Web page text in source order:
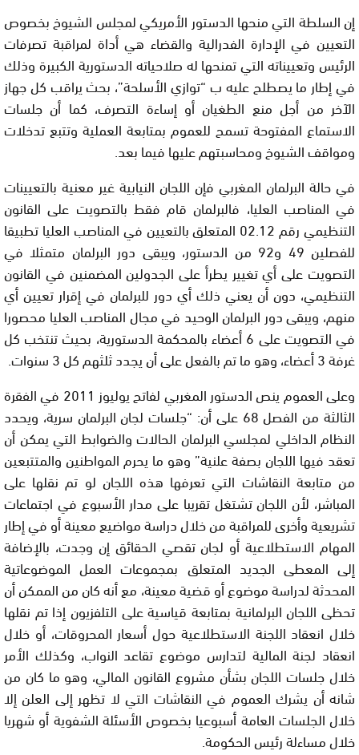
إن السلطة التي منحها الدستور الأمريكي لمجلس الشيوخ بخصوص
التعيين في الإدارة الفدرالية والقضاء هي أداة لمراقبة تصرفات
الرئيس وتعييناته التي تمنحها له صلاحياته الدستورية الكبيرة وذلك
في إطار ما يصطلح عليه ب “توازي الأسلحة”، بحث يراقب كل جهاز
الآخر من أجل منع الطغيان أو إساءة التصرف، كما أن جلسات
الاستماع المفتوحة تسمح للعموم بمتابعة العملية وتتبع تدخلات
ومواقف الشيوخ ومحاسبتهم عليها فيما بعد.
في حالة البرلمان المغربي فإن اللجان النيابية غير معنية بالتعيينات
في المناصب العليا، فالبرلمان قام فقط بالتصويت على القانون
التنظيمي رقم 02.12 المتعلق بالتعيين في المناصب العليا تطبيقا
للفصلين 49 و92 من الدستور، ويبقى دور البرلمان متمثلا في
التصويت على أي تغيير يطرأ على الجدولين المضمنين في القانون
التنظيمي، دون أن يعني ذلك أي دور للبرلمان في إقرار تعيين أي
منهم، ويبقى دور البرلمان الوحيد في مجال المناصب العليا محصورا
في التصويت على 6 أعضاء بالمحكمة الدستورية، بحيث تنتخب كل
غرفة 3 أعضاء، وهو ما تم بالفعل على أن يجدد ثلثهم كل 3 سنوات.
وعلى العموم ينص الدستور المغربي لفاتح يوليوز 2011 في الفقرة
الثالثة من الفصل 68 على أن: “جلسات لجان البرلمان سرية، ويحدد
النظام الداخلي لمجلسي البرلمان الحالات والضوابط التي يمكن أن
تعقد فيها اللجان بصفة علنية” وهو ما يحرم المواطنين والمتتبعين
من متابعة النقاشات التي تعرفها هذه اللجان لو تم نقلها على
المباشر، لأن اللجان تشتغل تقريبا على مدار الأسبوع في اجتماعات
تشريعية وأخرى للمراقبة من خلال دراسة مواضيع معينة أو في إطار
المهام الاستطلاعية أو لجان تقصي الحقائق إن وجدت، بالإضافة
إلى المعطى الجديد المتعلق بمجموعات العمل الموضوعاتية
المحدثة لدراسة موضوع أو قضية معينة، مع أنه كان من الممكن أن
تحظى اللجان البرلمانية بمتابعة قياسية على التلفزيون إذا تم نقلها
خلال انعقاد اللجنة الاستطلاعية حول أسعار المحروقات، أو خلال
انعقاد لجنة المالية لتدارس موضوع تقاعد النواب، وكذلك الأمر
خلال جلسات اللجان بشأن مشروع القانون المالي، وهو ما كان من
شانه أن يشرك العموم في النقاشات التي لا تظهر إلى العلن إلا
خلال الجلسات العامة أسبوعيا بخصوص الأسئلة الشفوية أو شهريا
خلال مساءلة رئيس الحكومة.